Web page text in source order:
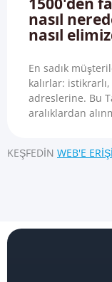
nasıl
nasıl
En sadık
kalırlar:
adreslerine. Bu
aralıklardan
KEŞFEDIN WEB'E